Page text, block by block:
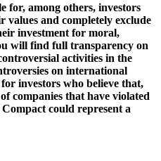
for, among others, investors
and completely exclude
investment for moral,
will find full transparency on
activities in the
on international
investors who believe that,
companies that have violated
could represent a